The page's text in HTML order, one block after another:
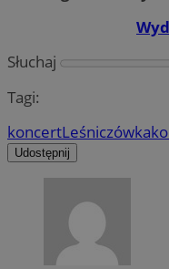
Słuchaj
Tagi:
koncertLeśniczówka
Udostępnij